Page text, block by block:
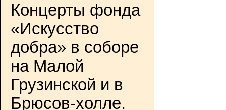
Концерты фонда
«Искусство
добра» в соборе
на Малой
Грузинской и в
Брюсов-холле.